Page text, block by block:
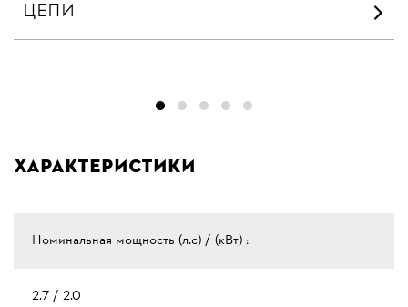
ЦЕПИ
Характеристики
Номинальная мощность (л.с) / (кВт) :
2.7 / 2.0